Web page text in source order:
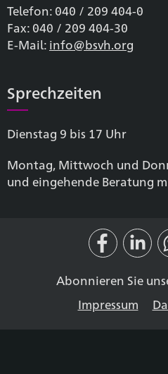
Telefon: 040 / 209 404-0
Fax: 040 / 209 404-30
E-Mail: info@bsvh.org
Sprechzeiten
Dienstag 9 bis 17 Uhr
Montag, Mittwoch und
und eingehende Beratung
Abonnieren Sie
Impressum